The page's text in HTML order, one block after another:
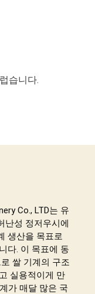
습니다.
Co., LTD는 유
난성 정저우시에
생산을 목표로
다. 이 목표에 동
쌀 기계의 구조
실용적이게 만
가 매달 많은 국